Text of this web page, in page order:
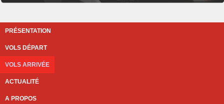
PRÉSENTATION
VOLS DÉPART
VOLS ARRIVÉE
ACTUALITÉ
A PROPOS